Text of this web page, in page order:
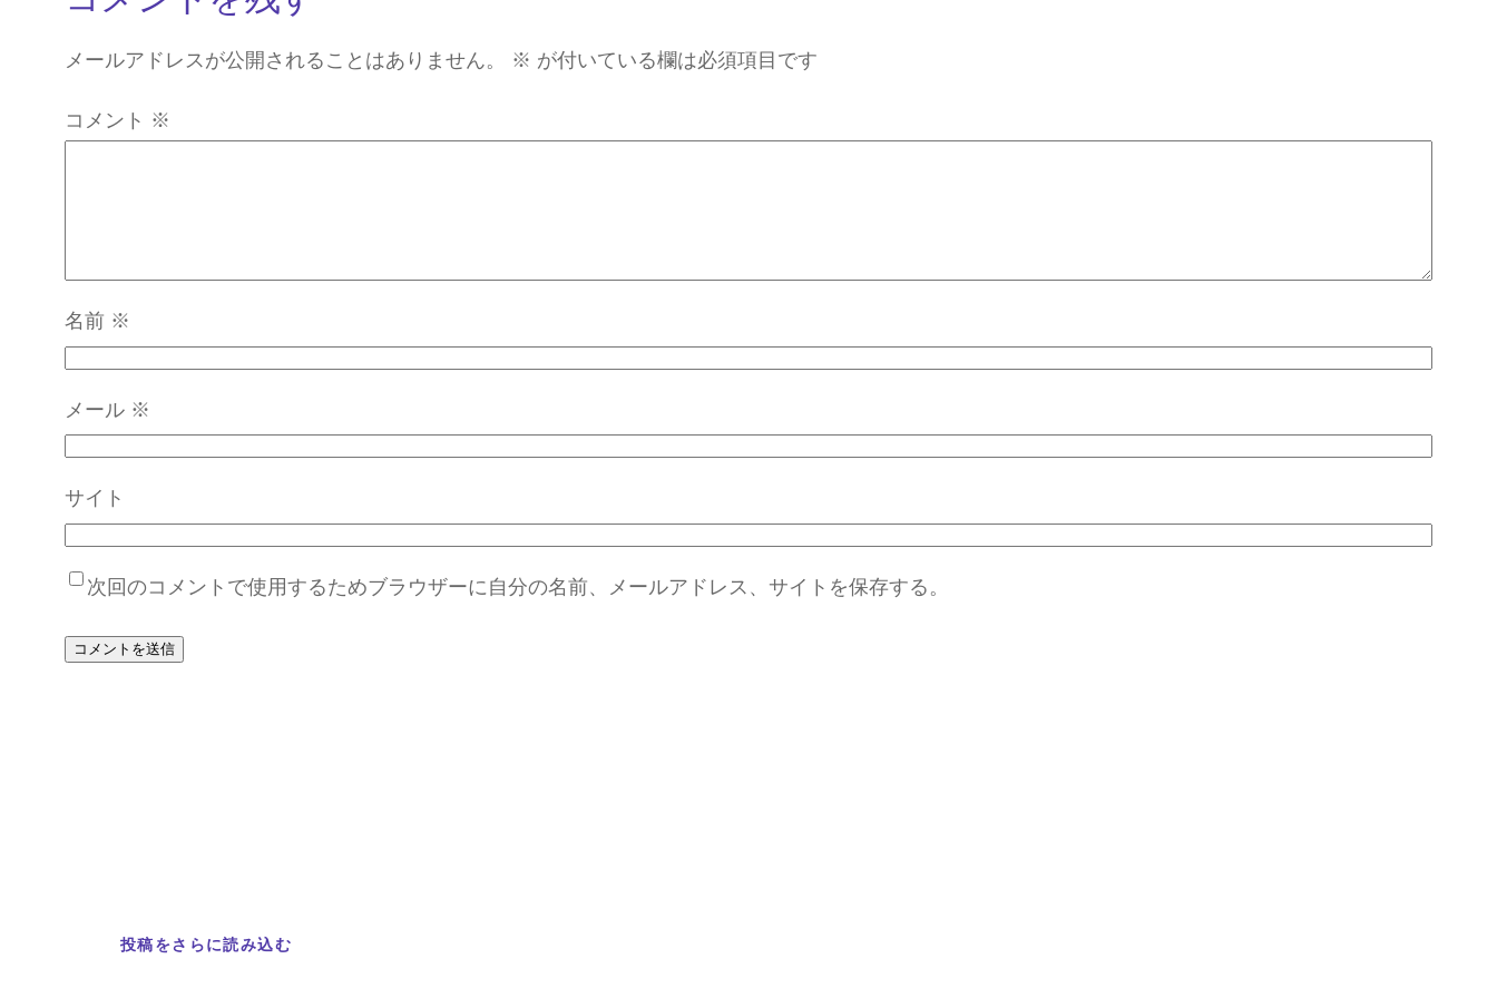
メールアドレスが公開されることはありません。 ※ が付いている欄は必須項目です
コメント ※
名前 ※
メール ※
サイト
次回のコメントで使用するためブラウザーに自分の名前、メールアドレス、サイトを保存する。
投稿をさらに読み込む